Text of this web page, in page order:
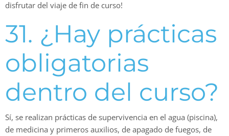
disfrutar del viaje de fin de curso!
31. ¿Hay prácticas
obligatorias
dentro del curso?
Sí, se realizan prácticas de supervivencia en el agua (piscina),
de medicina y primeros auxilios, de apagado de fuegos, de